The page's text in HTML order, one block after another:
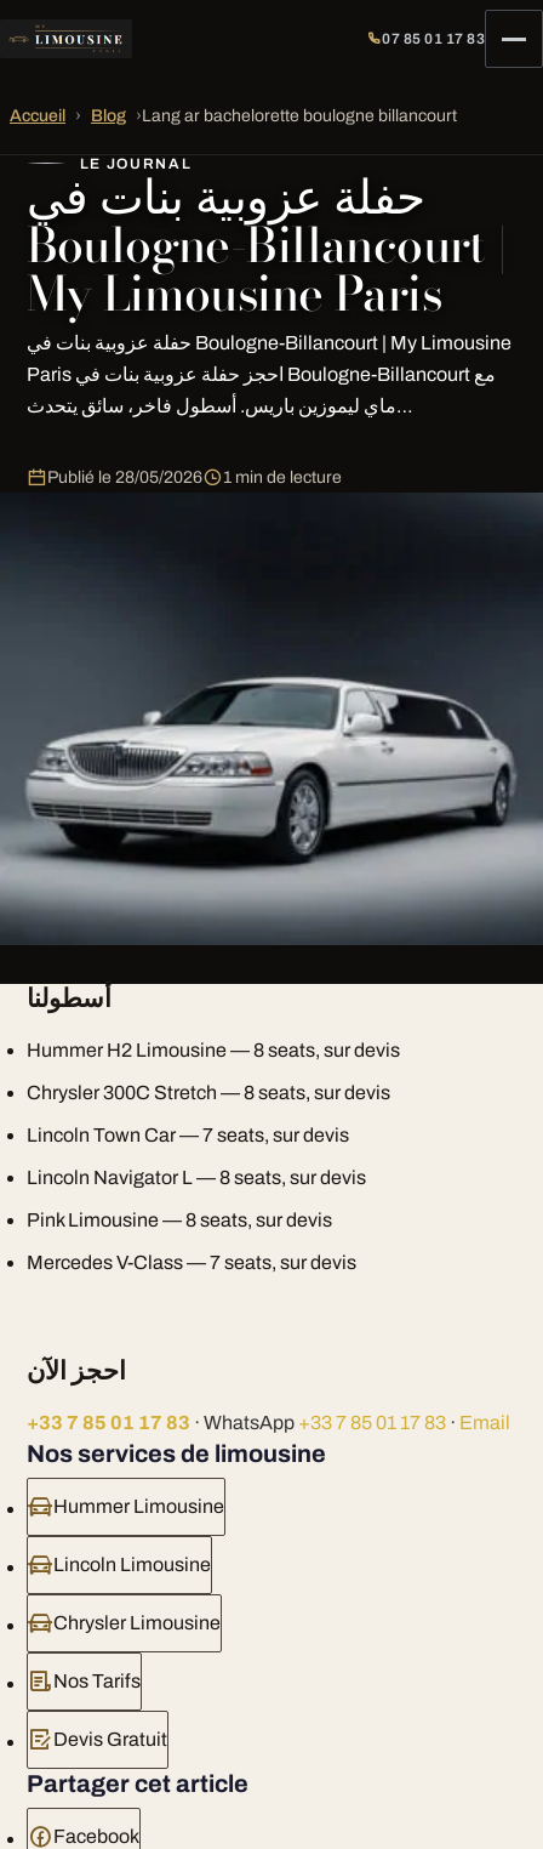
07 85 01 17 83
Accueil › Blog ›Lang ar bachelorette boulogne billancourt
LE JOURNAL
حفلة عزوبية بنات في
Boulogne-Billancourt |
My Limousine Paris
حفلة عزوبية بنات في Boulogne-Billancourt | My Limousine
Paris احجز حفلة عزوبية بنات في Boulogne-Billancourt مع
ماي ليموزين باريس. أسطول فاخر، سائق يتحدث…
Publié le 28/05/2026 1 min de lecture
أسطولنا
Hummer H2 Limousine — 8 seats, sur devis
Chrysler 300C Stretch — 8 seats, sur devis
Lincoln Town Car — 7 seats, sur devis
Lincoln Navigator L — 8 seats, sur devis
Pink Limousine — 8 seats, sur devis
Mercedes V-Class — 7 seats, sur devis
احجز الآن
+33 7 85 01 17 83 · WhatsApp +33 7 85 01 17 83· Email
Nos services de limousine
Hummer Limousine
Lincoln Limousine
Chrysler Limousine
Nos Tarifs
Devis Gratuit
Partager cet article
Facebook